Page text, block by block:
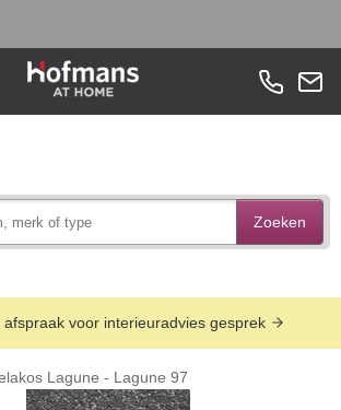
Zoeken
afspraak voor interieuradvies gesprek
Lagune - Lagune 97